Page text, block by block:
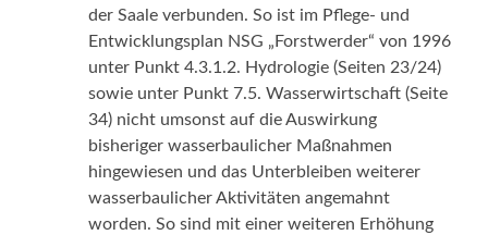
der Saale verbunden. So ist im Pflege- und
Entwicklungsplan NSG „Forstwerder“ von 1996
unter Punkt 4.3.1.2. Hydrologie (Seiten 23/24)
sowie unter Punkt 7.5. Wasserwirtschaft (Seite
34) nicht umsonst auf die Auswirkung
bisheriger wasserbaulicher Maßnahmen
hingewiesen und das Unterbleiben weiterer
wasserbaulicher Aktivitäten angemahnt
worden. So sind mit einer weiteren Erhöhung